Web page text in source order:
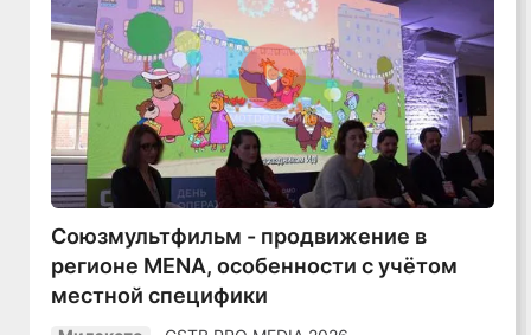
Смотреть видео
Союзмультфильм - продвижение в
регионе MENA, особенности с учётом
местной специфики